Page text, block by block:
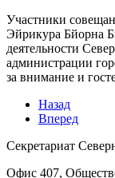
Участники
Эйрикура Бйорна
деятельности
администрации
за внимание и
Назад
Вперед
Секретариат
Офис 407,